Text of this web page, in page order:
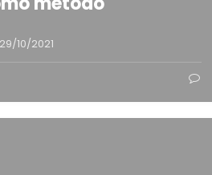
29/10/2021